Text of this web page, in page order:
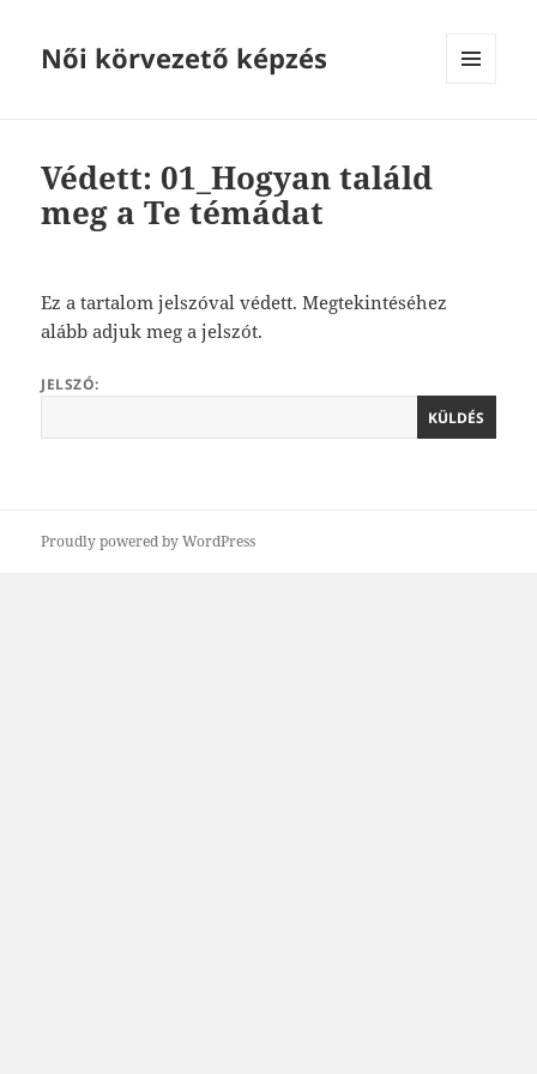
Női körvezető képzés
Védett: 01_Hogyan találd
meg a Te témádat
Ez a tartalom jelszóval védett. Megtekintéséhez
alább adjuk meg a jelszót.
JELSZÓ:
Proudly powered by WordPress